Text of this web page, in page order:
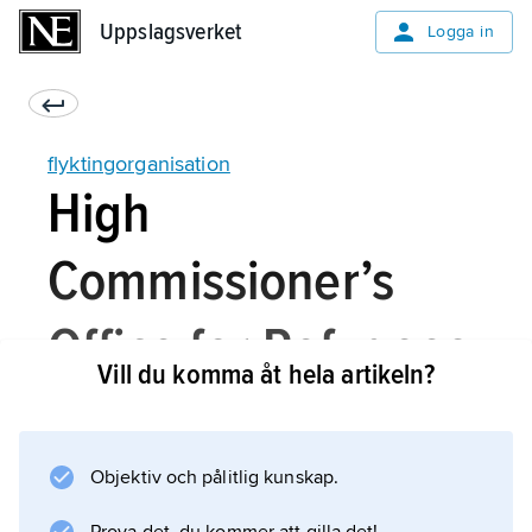
Uppslagsverket Logga in
flyktingorganisation
High
Commissioner’s
Office for Refugees
coming from
Vill du komma åt hela artikeln?
Objektiv och pålitlig kunskap.